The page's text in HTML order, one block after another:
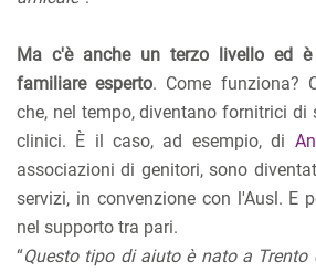
Ma c'è anche un terzo livello ed
familiare esperto. Come funziona?
che, nel tempo, diventano fornitrici di
clinici. È il caso, ad esempio, di
associazioni di genitori, sono
servizi, in convenzione con l'Ausl. E
nel supporto tra pari.
“Questo tipo di aiuto è nato a Trento